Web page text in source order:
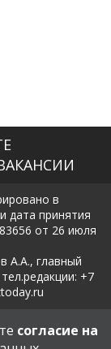
в
дата принятия
от 26 июля
А.А., главный
+7
персональных
согласие на